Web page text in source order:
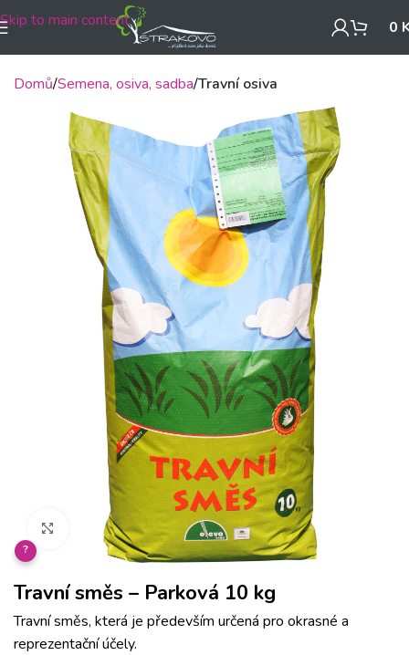
Skip to main content 0
Domů Semena, osiva, sadba Travní osiva
Klikněte pro zvětšení
?
Travní směs – Parková 10 kg
Travní směs, která je především určená pro okrasné a
reprezentační účely.